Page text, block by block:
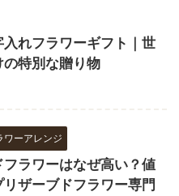
れフラワーギフト｜世
特別な贈り物
ワーアレンジ
フラワーはなぜ高い？値
ザーブドフラワー専門